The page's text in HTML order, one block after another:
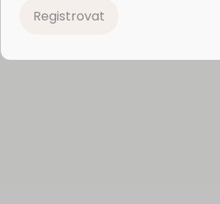
Registrovat